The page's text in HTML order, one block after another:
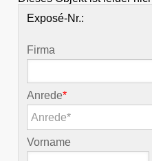
Exposé-Nr.:
Firma
Anrede*
Anrede*
Vorname